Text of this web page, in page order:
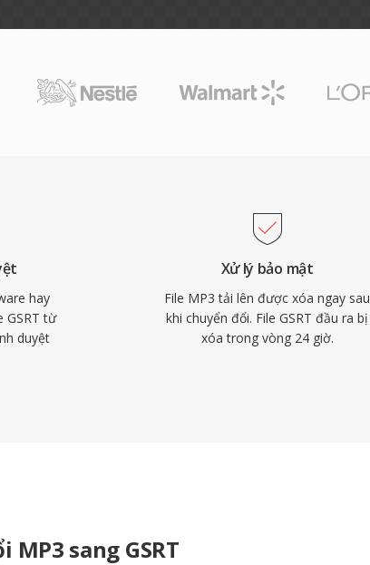
hay
GSRT từ
duyệt
Xử lý bảo mật
File MP3 tải lên được xóa ngay sau
khi chuyển đổi. File GSRT đầu ra bị
xóa trong vòng 24 giờ.
sang GSRT